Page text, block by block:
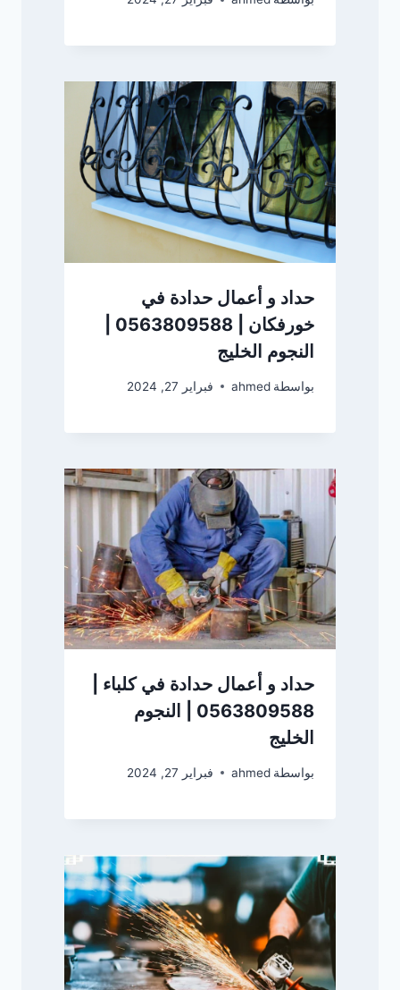
حداد و أعمال حدادة في
النجوم الخليج
بواسطة ahmed فبراير 27, 2024
حداد و أعمال حدادة في كلباء |
0563809588 | النجوم
الخليج
بواسطة ahmed فبراير 27, 2024